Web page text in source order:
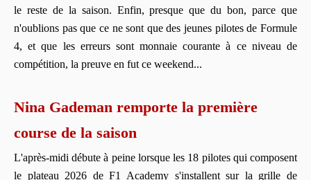
le reste de la saison. Enfin, presque que du bon, parce que
n'oublions pas que ce ne sont que des jeunes pilotes de Formule
4, et que les erreurs sont monnaie courante à ce niveau de
compétition, la preuve en fut ce weekend...
Nina Gademan remporte la première
course de la saison
L'après-midi débute à peine lorsque les 18 pilotes qui composent
le plateau 2026 de F1 Academy s'installent sur la grille de